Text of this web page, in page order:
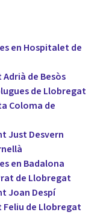
en Hospitalet de
de Besòs
de Llobregat
Coloma de
Just Desvern
en Badalona
de Llobregat
Joan Despí
Feliu de Llobregat